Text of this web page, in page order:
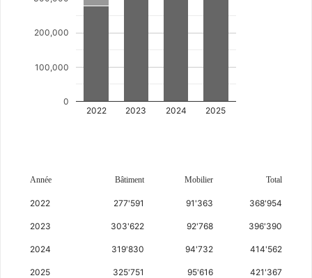
2022 2023 2024 2025
0
100,000
200,000
Année Bâtiment Mobilier Total
2022 277'591 91'363 368'954
2023 303'622 92'768 396'390
2024 319'830 94'732 414'562
2025 325'751 95'616 421'367